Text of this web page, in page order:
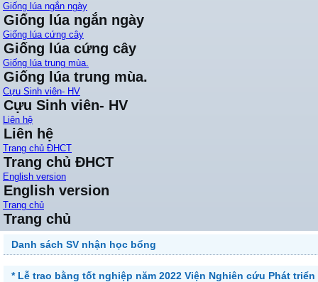
Giống lúa ngắn ngày
Giống lúa ngắn ngày
Giống lúa cứng cây
Giống lúa cứng cây
Giống lúa trung mùa.
Giống lúa trung mùa.
Cựu Sinh viên- HV
Cựu Sinh viên- HV
Liên hệ
Liên hệ
Trang chủ ĐHCT
Trang chủ ĐHCT
English version
English version
Trang chủ
Trang chủ
Danh sách SV nhận học bổng
* Lễ trao bằng tốt nghiệp năm 2022 Viện Nghiên cứu Phát triển